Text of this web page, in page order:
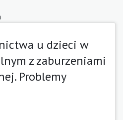
u dzieci w
z zaburzeniami
Problemy